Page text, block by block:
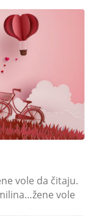
vole da čitaju.
vole